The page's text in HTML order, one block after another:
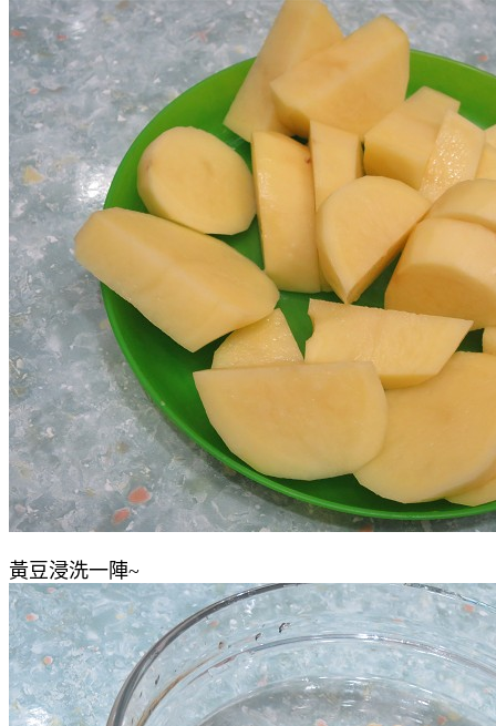
黃豆浸洗一陣~